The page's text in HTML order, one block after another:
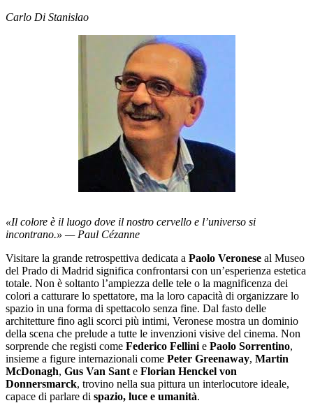
Carlo Di Stanislao
«Il colore è il luogo dove il nostro cervello e l’universo si
incontrano.» — Paul Cézanne
Visitare la grande retrospettiva dedicata a Paolo Veronese al Museo
del Prado di Madrid significa confrontarsi con un’esperienza estetica
totale. Non è soltanto l’ampiezza delle tele o la magnificenza dei
colori a catturare lo spettatore, ma la loro capacità di organizzare lo
spazio in una forma di spettacolo senza fine. Dal fasto delle
architetture fino agli scorci più intimi, Veronese mostra un dominio
della scena che prelude a tutte le invenzioni visive del cinema. Non
sorprende che registi come Federico Fellini e Paolo Sorrentino,
insieme a figure internazionali come Peter Greenaway, Martin
McDonagh, Gus Van Sant e Florian Henckel von
Donnersmarck, trovino nella sua pittura un interlocutore ideale,
capace di parlare di spazio, luce e umanità.